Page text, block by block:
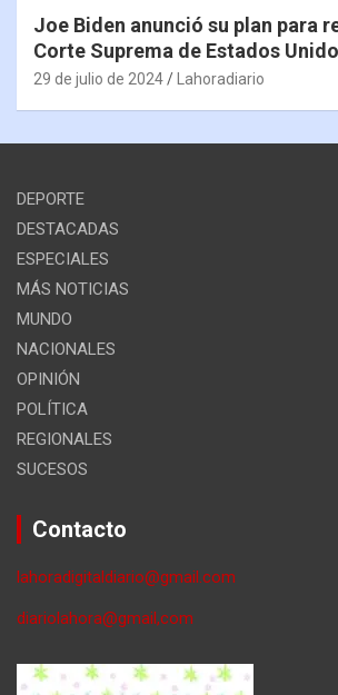
Joe Biden anunció su plan para
Corte Suprema de Estados
29 de julio de 2024 Lahoradiario
DEPORTE
DESTACADAS
ESPECIALES
MÁS NOTICIAS
MUNDO
NACIONALES
OPINIÓN
POLÍTICA
REGIONALES
SUCESOS
Contacto
lahoradigitaldiario@gmail.com
diariolahora@gmail,com